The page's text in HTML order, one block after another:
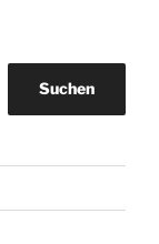
Suchen